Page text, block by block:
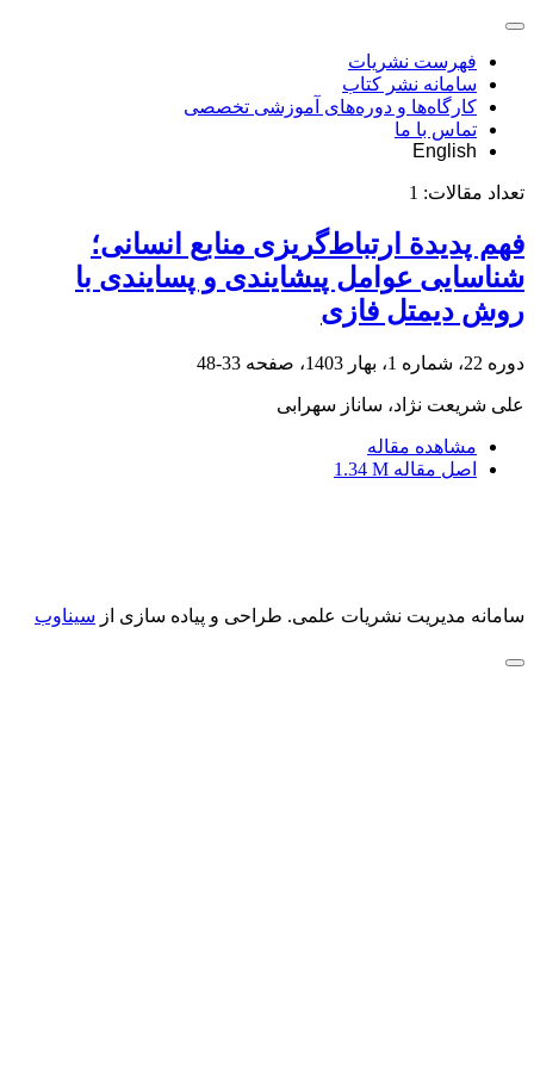
فهرست نشریات
سامانه نشر کتاب
کارگاه‌ها و دوره‌های آموزشی تخصصی
تماس با ما
English
تعداد مقالات: 1
فهم پدیدة ارتباط‌گریزی منابع انسانی؛
شناسایی عوامل پیشایندی و پسایندی با
روش دیمتل فازی
دوره 22، شماره 1، بهار 1403، صفحه 33-48
علی شریعت نژاد، ساناز سهرابی
مشاهده مقاله
اصل مقاله 1.34 M
سامانه مدیریت نشریات علمی. طراحی و پیاده سازی از سیناوب